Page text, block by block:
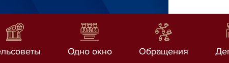
Одно окно Обращения